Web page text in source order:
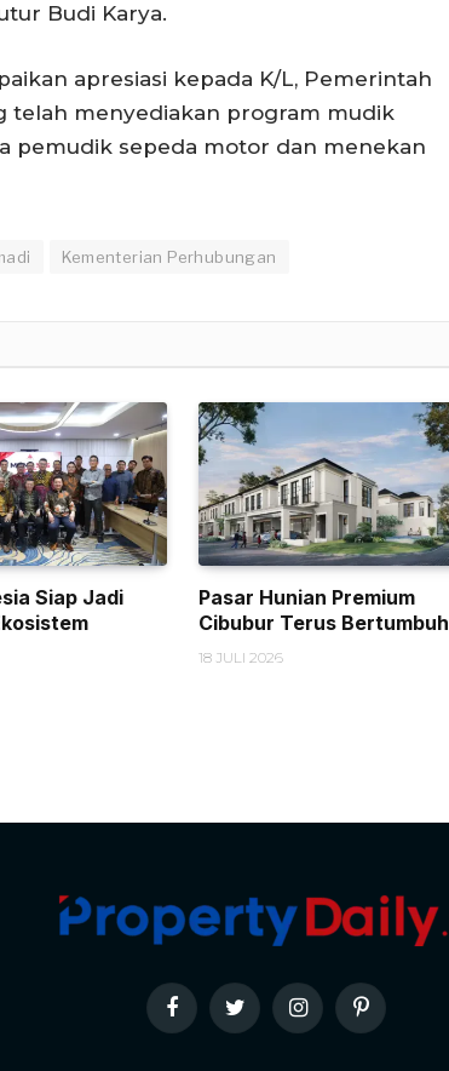
Budi Karya.
apresiasi kepada K/L, Pemerintah
telah menyediakan program mudik
pemudik sepeda motor dan menekan
Kementerian Perhubungan
Siap Jadi
Pasar Hunian Premium
Cibubur Terus Bertumbuh
18 JULI 2026
FacebookTwitter InstagramPinterest